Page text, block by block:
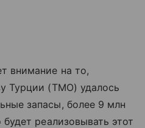
внимание на то,
Турции (TMO) удалось
запасы, более 9 млн
реализовывать этот